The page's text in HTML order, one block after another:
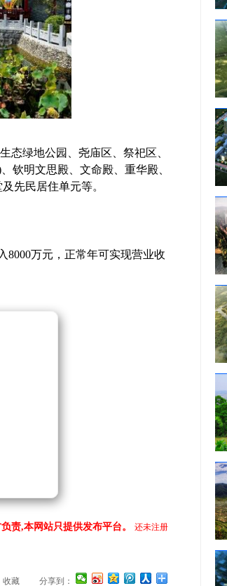
态绿地公园、尧庙区、祭祀区、
钦明文思殿、文命殿、重华殿、
先民居住单元等。
8000万元，正常年可实现营业收
责,本网站只提供发布平台。 还未注册
收藏 分享到：